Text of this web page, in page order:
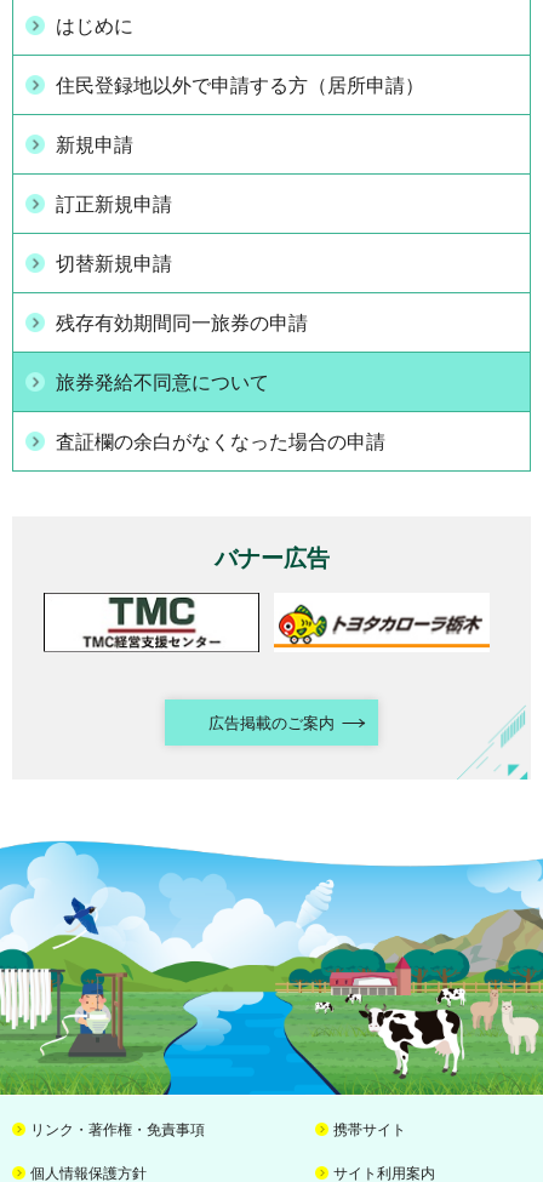
はじめに
住民登録地以外で申請する方（居所申請）
新規申請
訂正新規申請
切替新規申請
残存有効期間同一旅券の申請
旅券発給不同意について
査証欄の余白がなくなった場合の申請
バナー広告
広告掲載のご案内
リンク・著作権・免責事項 携帯サイト
個人情報保護方針 サイト利用案内